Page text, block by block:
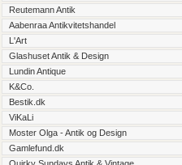
Reutemann Antik
Aabenraa Antikvitetshandel
L'Art
Glashuset Antik & Design
Lundin Antique
K&Co.
Bestik.dk
ViKaLi
Moster Olga - Antik og Design
Gamlefund.dk